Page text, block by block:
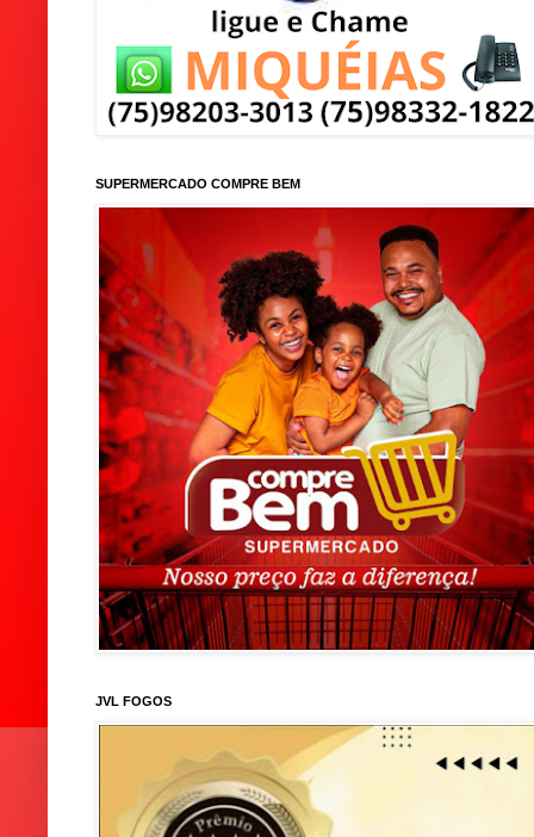
SUPERMERCADO COMPRE BEM
JVL FOGOS